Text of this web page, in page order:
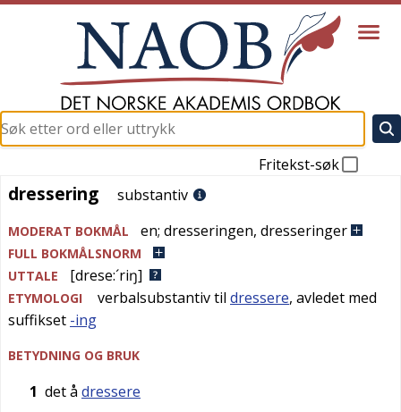
Fritekst-søk
dressering
dressering substantiv
MODERAT BOKMÅL en; dresseringen, dresseringer
FULL BOKMÅLSNORM
UTTALE
[drese:´riŋ]
ETYMOLOGI verbalsubstantiv til dressere, avledet med
suffikset -ing
BETYDNING OG BRUK
1 det å dressere